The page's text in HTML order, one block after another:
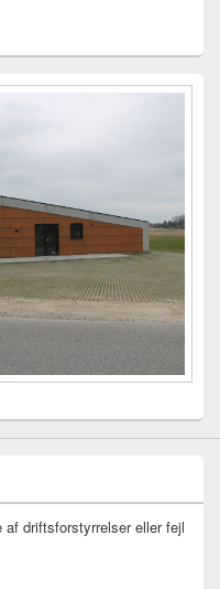
driftsforstyrrelser eller fejl